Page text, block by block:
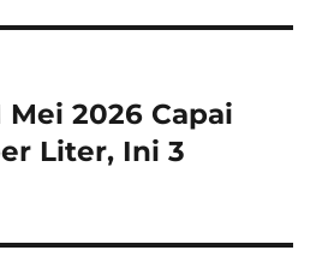
Mei 2026 Capai
Liter, Ini 3